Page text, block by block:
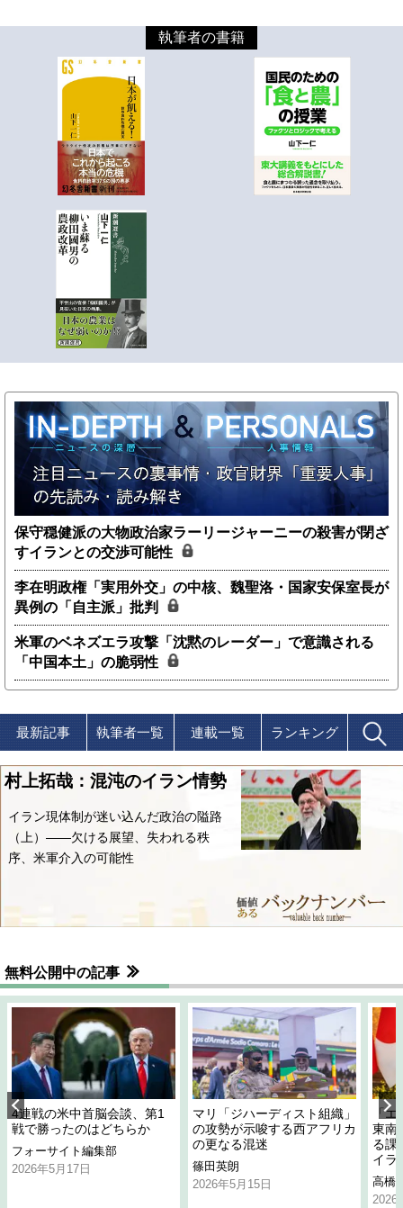
執筆者の書籍
保守穏健派の大物政治家ラーリージャーニーの殺害が閉ざ
すイランとの交渉可能性
李在明政権「実用外交」の中核、魏聖洛・国家安保室長が
異例の「自主派」批判
米軍のベネズエラ攻撃「沈黙のレーダー」で意識される
「中国本土」の脆弱性
最新記事 執筆者一覧 連載一覧 ランキング
村上拓哉：混沌のイラン情勢
イラン現体制が迷い込んだ政治の隘路
（上）――欠ける展望、失われる秩
序、米軍介入の可能性
無料公開中の記事
4連戦の米中首脳会談、第1
戦で勝ったのはどちらか
フォーサイト編集部
2026年5月17日
マリ「ジハーディスト組織」
の攻勢が示唆する西アフリカ
の更なる混迷
篠田英朗
2026年5月15日
「
東南
る課
イラ
高橋
2026